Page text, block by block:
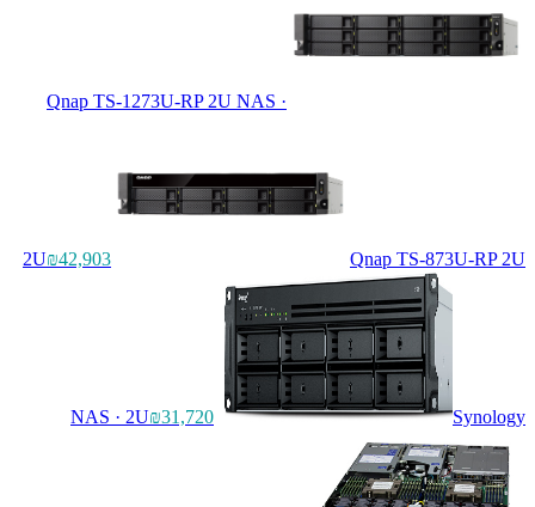
Qnap TS-1273U-RP 2U NAS ·
2U₪42,903 Qnap TS-873U-RP 2U
NAS · 2U₪31,720 Synology